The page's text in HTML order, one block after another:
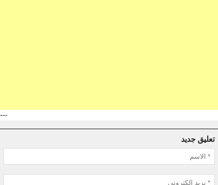
---
تعليق جديد